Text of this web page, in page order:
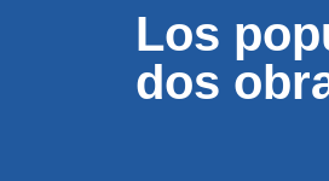
Los
dos